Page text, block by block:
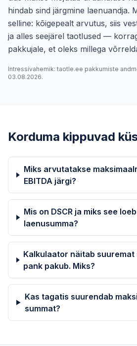
hindab sind järgmine laenuandja.
selline: kõigepealt arvutus, siis
ja alles seejärel taotlused —
pakkujale, et oleks millega
Intressivahemik: taotle.ee pakkumiste
03.08.2026.
Korduma kippuvad
Miks arvutatakse
EBITDA järgi?
Mis on DSCR ja miks see
laenusumma?
Kalkulaator näitab suuremat
pank pakub. Miks?
Kas tagatis suurendab
summat?